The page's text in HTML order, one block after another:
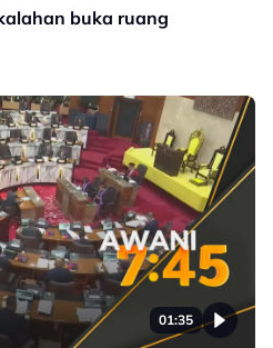
buka ruang
01:35